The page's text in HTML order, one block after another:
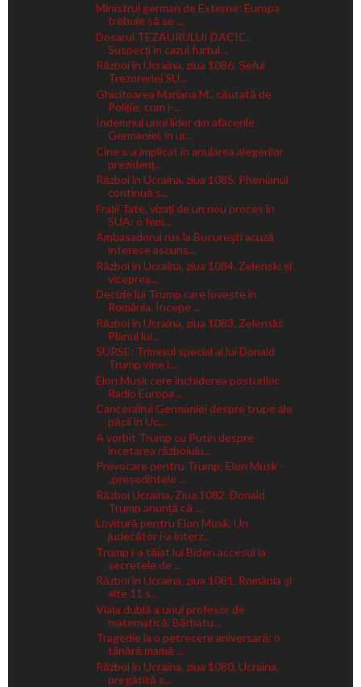
Ministrul german de Externe: Europa
trebuie să se ...
Dosarul TEZAURULUI DACIC.
Suspecţi în cazul furtul...
Război în Ucraina, ziua 1086. Șeful
Trezoreriei SU...
Ghicitoarea Mariana M., căutată de
Poliție: cum i-...
Îndemnul unui lider din afacerile
Germaniei, în ur...
Cine s-a implicat în anularea alegerilor
prezidenț...
Război în Ucraina, ziua 1085. Phenianul
continuă s...
Frații Tate, vizați de un nou proces în
SUA: o fem...
Ambasadorul rus la București acuză
interese ascuns...
Război în Ucraina, ziua 1084. Zelenski și
vicepreș...
Decizie lui Trump care lovește în
România. Începe ...
Război în Ucraina, ziua 1083. Zelenski:
Planul lui...
SURSE: Trimisul special al lui Donald
Trump vine î...
Elon Musk cere închiderea posturilor
Radio Europa ...
Canceralrul Germaniei despre trupe ale
păcii în Uc...
A vorbit Trump cu Putin despre
încetarea războiulu...
Provocare pentru Trump: Elon Musk -
„președintele ...
Război Ucraina, Ziua 1082. Donald
Trump anunță că ...
Lovitură pentru Elon Musk. Un
judecător i-a interz...
Trump i-a tăiat lui Biden accesul la
secretele de ...
Război în Ucraina, ziua 1081. România și
alte 11 s...
Viața dublă a unui profesor de
matematică. Bărbatu...
Tragedie la o petrecere aniversară: o
tânără mamă ...
Război în Ucraina, ziua 1080. Ucraina,
pregătită s...